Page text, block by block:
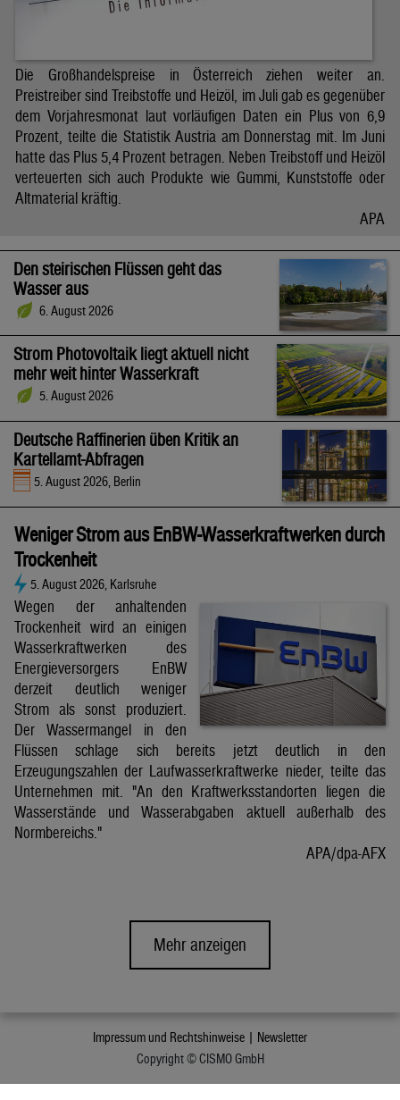
Die Großhandelspreise in Österreich ziehen weiter an.
Preistreiber sind Treibstoffe und Heizöl, im Juli gab es gegenüber
dem Vorjahresmonat laut vorläufigen Daten ein Plus von 6,9
Prozent, teilte die Statistik Austria am Donnerstag mit. Im Juni
hatte das Plus 5,4 Prozent betragen. Neben Treibstoff und Heizöl
verteuerten sich auch Produkte wie Gummi, Kunststoffe oder
Altmaterial kräftig.
APA
Den steirischen Flüssen geht das
Wasser aus
6. August 2026
Strom Photovoltaik liegt aktuell nicht
mehr weit hinter Wasserkraft
5. August 2026
Deutsche Raffinerien üben Kritik an
Kartellamt-Abfragen
5. August 2026, Berlin
Weniger Strom aus EnBW-Wasserkraftwerken durch
Trockenheit
5. August 2026, Karlsruhe
Wegen der anhaltenden
Trockenheit wird an einigen
Wasserkraftwerken des
Energieversorgers EnBW
derzeit deutlich weniger
Strom als sonst produziert.
Der Wassermangel in den
Flüssen schlage sich bereits jetzt deutlich in den
Erzeugungszahlen der Laufwasserkraftwerke nieder, teilte das
Unternehmen mit. "An den Kraftwerksstandorten liegen die
Wasserstände und Wasserabgaben aktuell außerhalb des
Normbereichs."
APA/dpa-AFX
Mehr anzeigen
Impressum und Rechtshinweise | Newsletter
Copyright © CISMO GmbH